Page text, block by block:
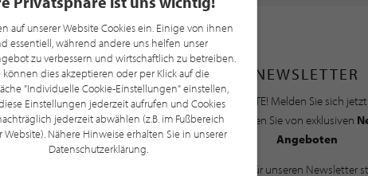
NEWSLETTER
Bleiben Sie immer UP TO DATE! Melden Sie sich
Newsletter an und profitieren Sie von exklusiven
Angeboten
Mit der Anmeldung für unseren Newsletter
auf unserer Website Cookies ein. Einige von ihnen
essentiell, während andere uns helfen unser
zu verbessern und wirtschaftlich zu betreiben.
können dies akzeptieren oder per Klick auf die
"Individuelle Cookie-Einstellungen" einstellen,
Einstellungen jederzeit aufrufen und Cookies
jederzeit abwählen (z.B. im Fußbereich
Website). Nähere Hinweise erhalten Sie in unserer
Datenschutzerklärung.